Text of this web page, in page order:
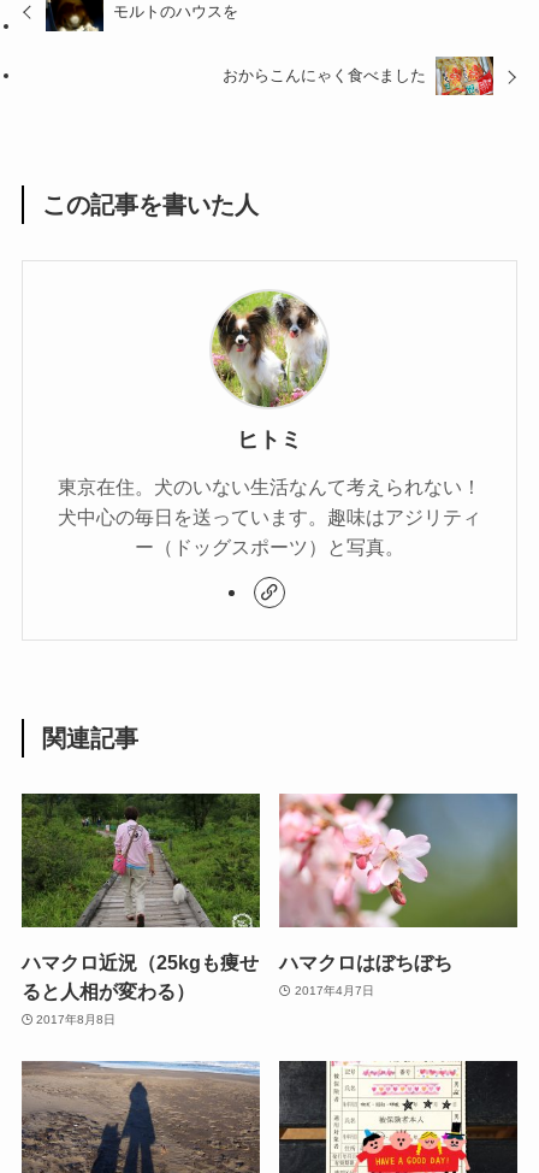
モルトのハウスを
おからこんにゃく食べました
この記事を書いた人
ヒトミ
東京在住。犬のいない生活なんて考えられない！
犬中心の毎日を送っています。趣味はアジリティ
ー（ドッグスポーツ）と写真。
関連記事
ハマクロ近況（25kgも痩せ
ると人相が変わる）
2017年8月8日
ハマクロはぼちぼち
2017年4月7日